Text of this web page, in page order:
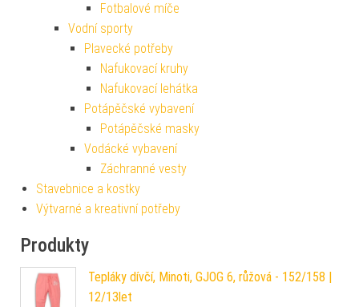
Fotbalové míče
Vodní sporty
Plavecké potřeby
Nafukovací kruhy
Nafukovací lehátka
Potápěčské vybavení
Potápěčské masky
Vodácké vybavení
Záchranné vesty
Stavebnice a kostky
Výtvarné a kreativní potřeby
Produkty
Tepláky dívčí, Minoti, GJOG 6, růžová - 152/158 |
12/13let